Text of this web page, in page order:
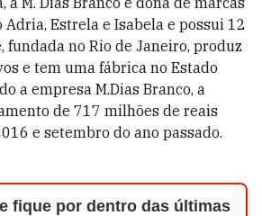
Estrela e Isabela e possui 12
fundada no Rio de Janeiro, produz
e tem uma fábrica no Estado
a empresa M.Dias Branco, a
de 717 milhões de reais
e setembro do ano passado.
fique por dentro das últimas